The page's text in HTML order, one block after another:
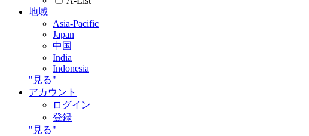
地域
Asia-Pacific
Japan
中国
India
Indonesia
"見る"
アカウント
ログイン
登録
"見る"